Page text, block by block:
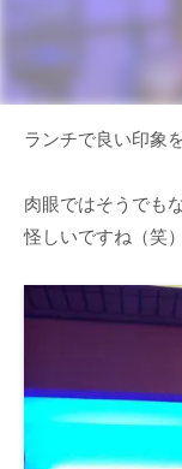
ランチで良い印象
肉眼ではそうでも
怪しいですね（笑）